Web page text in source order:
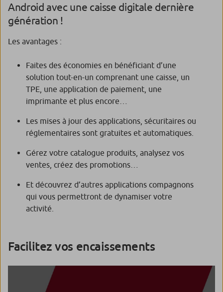
Android avec une caisse digitale dernière
génération !
Les avantages :
Faites des économies en bénéficiant d’une
solution tout-en-un comprenant une caisse, un
TPE, une application de paiement, une
imprimante et plus encore…
Les mises à jour des applications, sécuritaires ou
réglementaires sont gratuites et automatiques.
Gérez votre catalogue produits, analysez vos
ventes, créez des promotions…
Et découvrez d’autres applications compagnons
qui vous permettront de dynamiser votre
activité.
Facilitez vos encaissements